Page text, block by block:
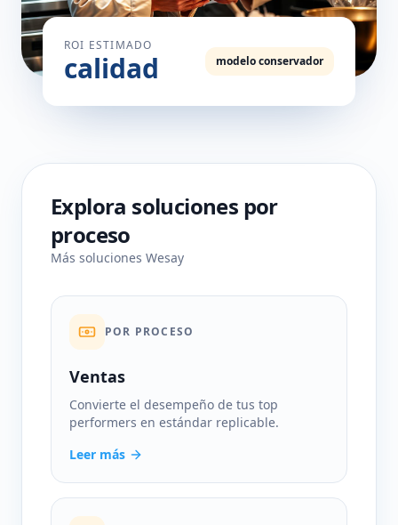
ROI ESTIMADO
calidad modelo conservador
Explora soluciones por
proceso
Más soluciones Wesay
POR PROCESO
Ventas
Convierte el desempeño de tus top
performers en estándar replicable.
Leer más